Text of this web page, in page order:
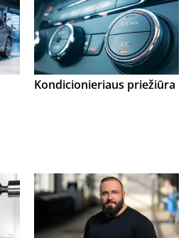
Kondicionieriaus priežiūra